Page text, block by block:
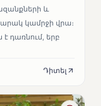
և
կամրջի վրա։
դառնում, երբ
Դիտել